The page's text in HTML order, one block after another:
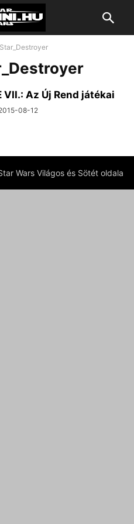
VII.: Az Új Rend játékai
08-12
Wars Világos és Sötét oldala